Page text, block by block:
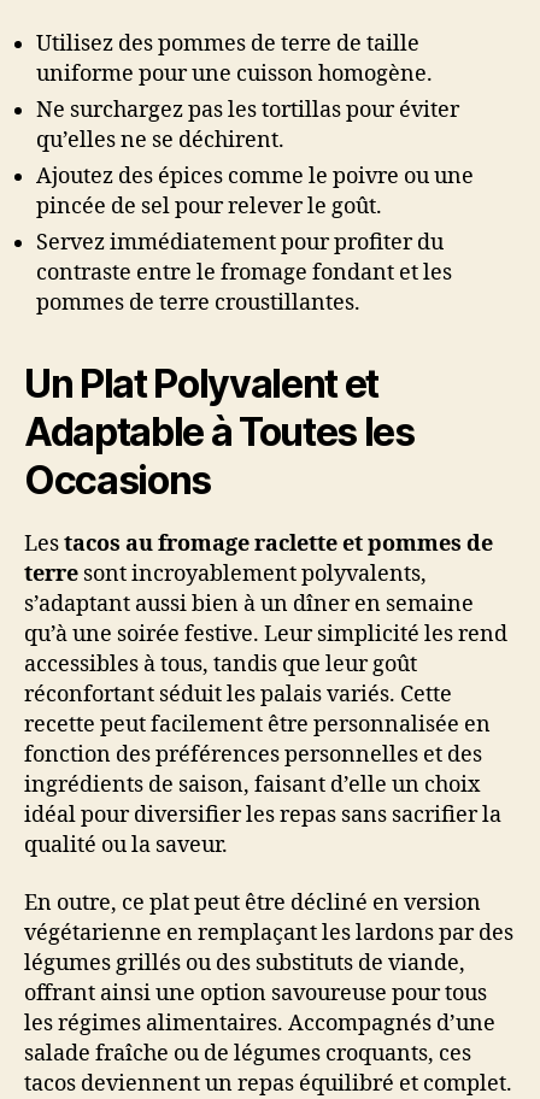
Utilisez des pommes de terre de taille
uniforme pour une cuisson homogène.
Ne surchargez pas les tortillas pour éviter
qu’elles ne se déchirent.
Ajoutez des épices comme le poivre ou une
pincée de sel pour relever le goût.
Servez immédiatement pour profiter du
contraste entre le fromage fondant et les
pommes de terre croustillantes.
Un Plat Polyvalent et
Adaptable à Toutes les
Occasions
Lestacos au fromage raclette et pommes de
terre sont incroyablement polyvalents,
s’adaptant aussi bien à un dîner en semaine
qu’à une soirée festive. Leur simplicité les rend
accessibles à tous, tandis que leur goût
réconfortant séduit les palais variés. Cette
recette peut facilement être personnalisée en
fonction des préférences personnelles et des
ingrédients de saison, faisant d’elle un choix
idéal pour diversifier les repas sans sacrifier la
qualité ou la saveur.
En outre, ce plat peut être décliné en version
végétarienne en remplaçant les lardons par des
légumes grillés ou des substituts de viande,
offrant ainsi une option savoureuse pour tous
les régimes alimentaires. Accompagnés d’une
salade fraîche ou de légumes croquants, ces
tacos deviennent un repas équilibré et complet.